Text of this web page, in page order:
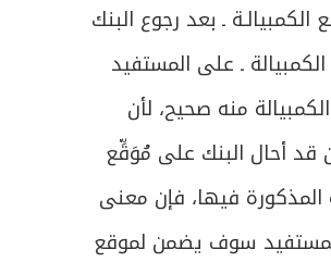
الكمبيالـة ـ بعد رجوع البنك
ـ على المستفيد
منه صحيح، لأن
قد أحال البنك على مُوَقِّع
المذكورة فيها، فإن معنى
سوف يضمن لموقع